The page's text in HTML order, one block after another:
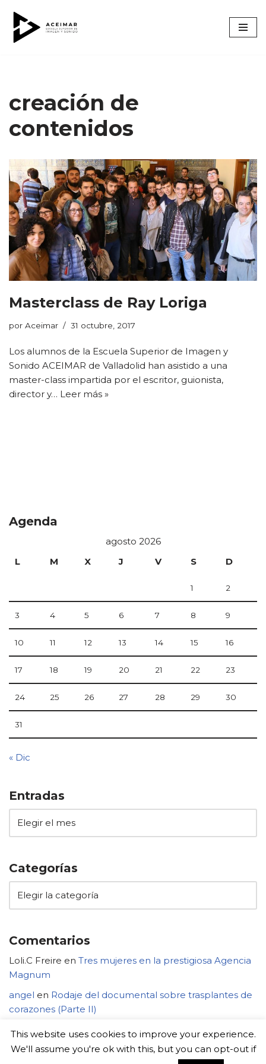
Saltar
al
creación de
contenidos
Masterclass de Ray Loriga
por Aceimar 31 octubre, 2017
Los alumnos de la Escuela Superior de Imagen y
Sonido ACEIMAR de Valladolid han asistido a una
master-class impartida por el escritor, guionista,
director y… Leer más »
Agenda
agosto 2026
L
M X J V S D
1 2
3 4 5 6 7 8 9
10 11 12 13 14 15 16
17 18 19 20 21 22 23
24 25 26 27 28 29 30
31
« Dic
Entradas
Categorías
Comentarios
Loli.C Freire en Tres mujeres en la prestigiosa Agencia
Magnum
angel en Rodaje del documental sobre trasplantes de
corazones (Parte II)
This website uses cookies to improve your experience.
We'll assume you're ok with this, but you can opt-out if